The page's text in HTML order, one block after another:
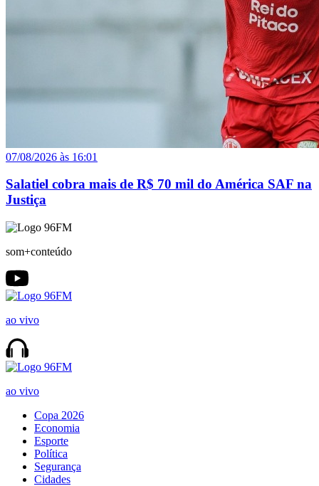
07/08/2026 às 16:01
Salatiel cobra mais de R$ 70 mil do América SAF na
Justiça
som+conteúdo
ao vivo
ao vivo
Copa 2026
Economia
Esporte
Política
Segurança
Cidades